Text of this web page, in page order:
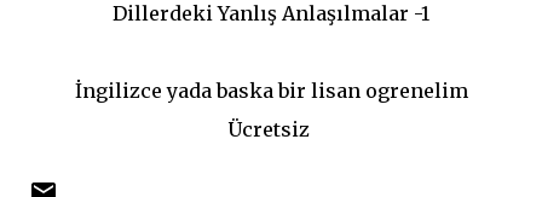
Dillerdeki Yanlış Anlaşılmalar -1
İngilizce yada baska bir lisan ogrenelim
Ücretsiz